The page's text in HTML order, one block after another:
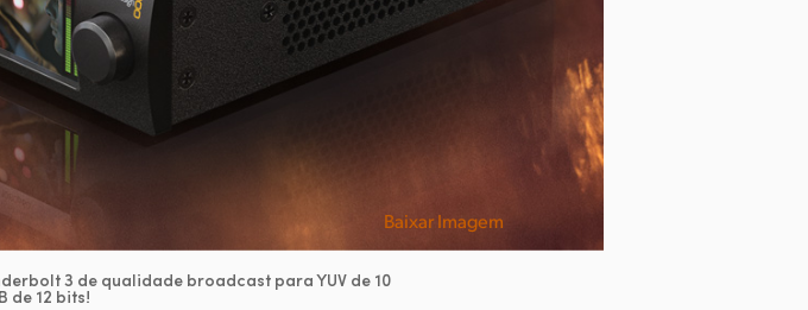
Baixar Imagem
3 de qualidade broadcast para YUV de 10
de 12 bits!